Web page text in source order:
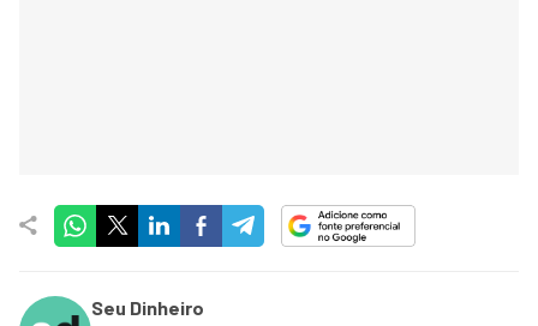
Seu Dinheiro